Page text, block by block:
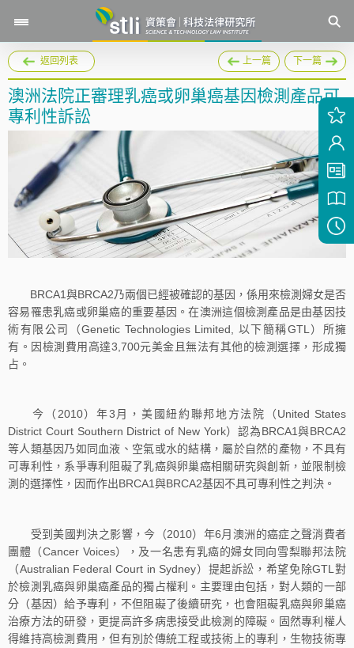
返回列表 上一篇 下一篇
澳洲法院正審理乳癌或卵巢癌基因檢測產品可
專利性訴訟
BRCA1與BRCA2乃兩個已經被確認的基因，係用來檢測婦女是否
容易罹患乳癌或卵巢癌的重要基因。在澳洲這個檢測產品是由基因技
術有限公司（Genetic Technologies Limited, 以下簡稱GTL）所擁
有。因檢測費用高達3,700元美金且無法有其他的檢測選擇，形成獨
占。
今（2010）年3月，美國紐約聯邦地方法院（United States
District Court Southern District of New York）認為BRCA1與BRCA2
等人類基因乃如同血液、空氣或水的結構，屬於自然的產物，不具有
可專利性，系爭專利阻礙了乳癌與卵巢癌相關研究與創新，並限制檢
測的選擇性，因而作出BRCA1與BRCA2基因不具可專利性之判決。
受到美國判決之影響，今（2010）年6月澳洲的癌症之聲消費者
團體（Cancer Voices），及一名患有乳癌的婦女同向雪梨聯邦法院
（Australian Federal Court in Sydney）提起訴訟，希望免除GTL對
於檢測乳癌與卵巢癌產品的獨占權利。主要理由包括，對人類的一部
分（基因）給予專利，不但阻礙了後續研究，也會阻礙乳癌與卵巢癌
治療方法的研發，更提高許多病患接受此檢測的障礙。固然專利權人
得維持高檢測費用，但有別於傳統工程或技術上的專利，生物技術專